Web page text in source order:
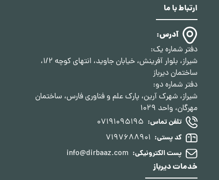
ارتباط با ما
آدرس:
دفتر شماره یک:
شیراز، بلوار آفرینش، خیابان جاوید، انتهای کوچه 1/2،
ساختمان دیرباز
دفتر شماره دو:
شیراز، شهرک آرین، پارک علم و فناوری فارس، ساختمان
مهرگان، واحد 1029
تلفن تماس: 07191095195
کد پستی: 7197688901
پست الکترونیکی: info@dirbaaz.com
خدمات دیرباز